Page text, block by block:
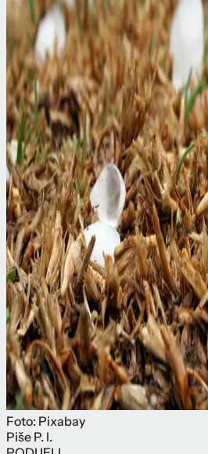
Foto: Pixabay
Piše P. I.